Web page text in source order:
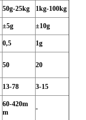
50g-25kg
1kg-100kg
±5g
±10g
0,5
1g
50 20
13-78 3-15
60-420m
m
-